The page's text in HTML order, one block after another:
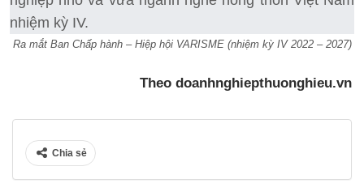
Ra mắt Ban Chấp hành – Hiệp hội VARISME (nhiệm kỳ IV 2022 – 2027)
Theo doanhnghiepthuonghieu.vn
Chia sẻ